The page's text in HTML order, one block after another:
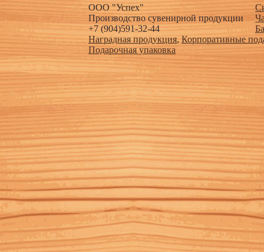
ООО "Успех"
Производство сувенирной продукции
+7 (904)591-32-44
Наградная продукция,Корпоративные
Подарочная упаковка